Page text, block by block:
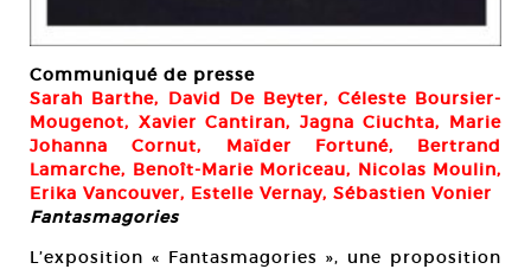
Communiqué de presse
Sarah Barthe, David De Beyter, Céleste Boursier-
Mougenot, Xavier Cantiran, Jagna Ciuchta, Marie
Johanna Cornut, Maïder Fortuné, Bertrand
Lamarche, Benoît-Marie Moriceau, Nicolas Moulin,
Erika Vancouver, Estelle Vernay, Sébastien Vonier
Fantasmagories
L’exposition « Fantasmagories », une proposition